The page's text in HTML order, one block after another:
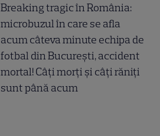
Breaking tragic în România:
microbuzul în care se afla
acum câteva minute echipa de
fotbal din București, accident
mortal! Câți morți și câți răniți
sunt până acum